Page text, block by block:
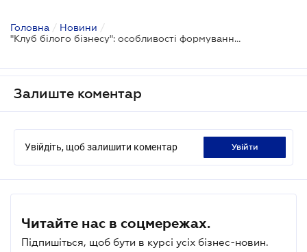
Головна / Новини /
"Клуб білого бізнесу": особливості формування переліку у 2026 році
Залиште коментар
Увійдіть, щоб залишити коментар увійти
Читайте нас в соцмережах.
Підпишіться, щоб бути в курсі усіх бізнес-новин.